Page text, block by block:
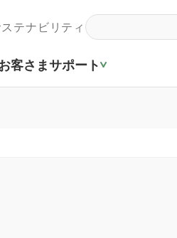
テナビリティ
客さまサポート